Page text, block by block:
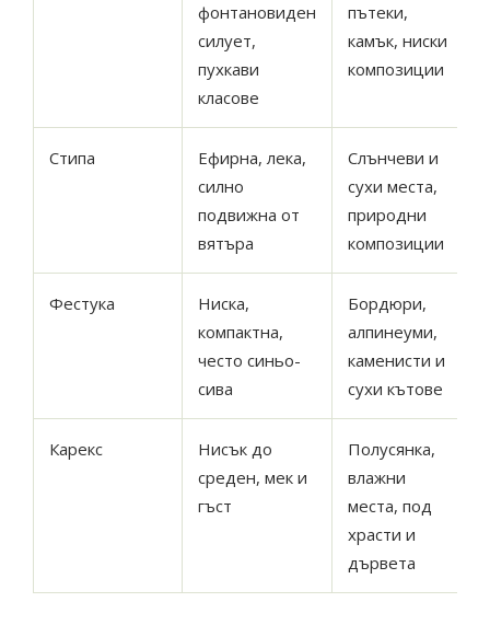
фонтановиден
силует,
пухкави
класове
пътеки,
камък, ниски
композиции
Стипа
Ефирна, лека,
силно
подвижна от
вятъра
Слънчеви и
сухи места,
природни
композиции
Фестука
Ниска,
компактна,
често синьо-
сива
Бордюри,
алпинеуми,
каменисти и
сухи кътове
Карекс
Нисък до
среден, мек и
гъст
Полусянка,
влажни
места, под
храсти и
дървета